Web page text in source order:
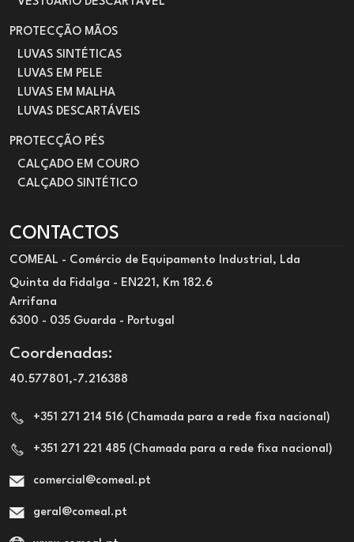
PROTECÇÃO MÃOS
LUVAS SINTÉTICAS
LUVAS EM PELE
LUVAS EM MALHA
LUVAS DESCARTÁVEIS
PROTECÇÃO PÉS
CALÇADO EM COURO
CALÇADO SINTÉTICO
CONTACTOS
COMEAL - Comércio de Equipamento Industrial, Lda
Quinta da Fidalga - EN221, Km 182.6
Arrifana
6300 - 035 Guarda - Portugal
Coordenadas:
40.577801,-7.216388
+351 271 214 516 (Chamada para a rede fixa nacional)
+351 271 221 485 (Chamada para a rede fixa nacional)
comercial@comeal.pt
geral@comeal.pt